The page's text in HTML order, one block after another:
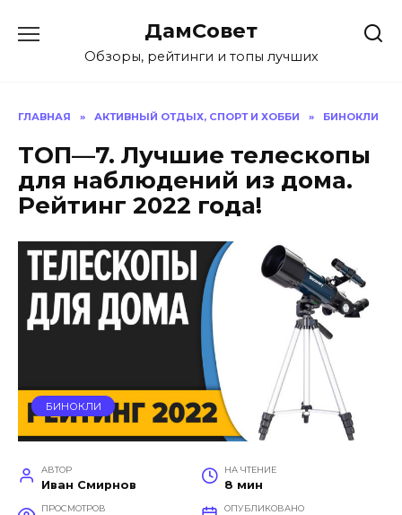
содержанию
ДамСовет
Обзоры, рейтинги и топы лучших
ГЛАВНАЯ » АКТИВНЫЙ ОТДЫХ, СПОРТ И ХОББИ » БИНОКЛИ
ТОП—7. Лучшие телескопы
для наблюдений из дома.
Рейтинг 2022 года!
БИНОКЛИ
АВТОР
Иван Смирнов
НА ЧТЕНИЕ
8 мин
ПРОСМОТРОВ ОПУБЛИКОВАНО